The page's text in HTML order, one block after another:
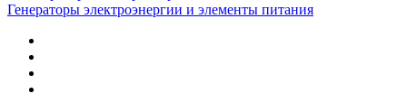
Генераторы электроэнергии и элементы питания